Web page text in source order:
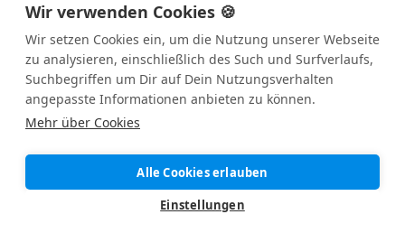
Wir verwenden Cookies 🍪
Wir setzen Cookies ein, um die Nutzung unserer Webseite
zu analysieren, einschließlich des Such und Surfverlaufs,
Suchbegriffen um Dir auf Dein Nutzungsverhalten
angepasste Informationen anbieten zu können.
Mehr über Cookies
Alle Cookies erlauben
Einstellungen
Für OEGO Mitglieder
Für VDOE Mitglieder
appointmed GmbH